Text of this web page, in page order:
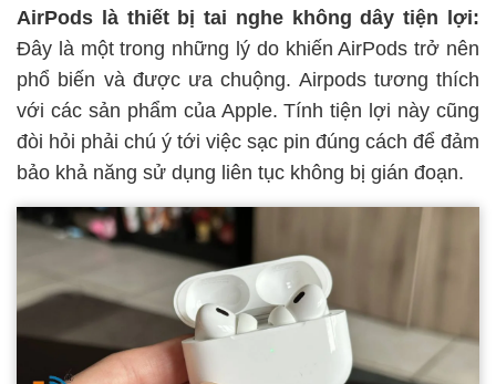
AirPods là thiết bị tai nghe không dây tiện lợi:
Đây là một trong những lý do khiến AirPods trở nên
phổ biến và được ưa chuộng. Airpods tương thích
với các sản phẩm của Apple. Tính tiện lợi này cũng
đòi hỏi phải chú ý tới việc sạc pin đúng cách để đảm
bảo khả năng sử dụng liên tục không bị gián đoạn.